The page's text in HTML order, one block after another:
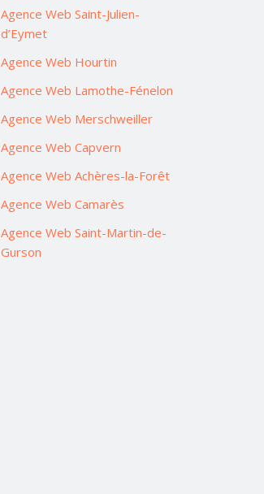
Agence Web Saint-Julien-
d’Eymet
Agence Web Hourtin
Agence Web Lamothe-Fénelon
Agence Web Merschweiller
Agence Web Capvern
Agence Web Achères-la-Forêt
Agence Web Camarès
Agence Web Saint-Martin-de-
Gurson